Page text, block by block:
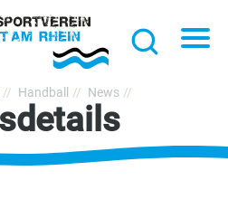
Handball News